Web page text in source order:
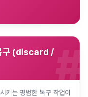
구 (discard /#
는 평범한 복구 작업이